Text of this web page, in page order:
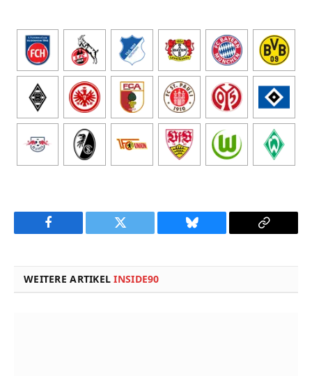
Facebook Twitter Bluesky
Copy
WEITERE ARTIKELINSIDE90